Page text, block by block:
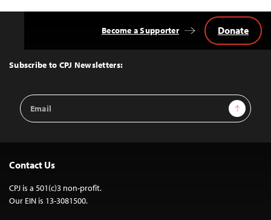
Top
Subscribe to CPJ Newsletters:
Email
Address
Sign Up
Become a Supporter Donate
Contact Us
CPJ is a 501(c)3 non-profit.
Our EIN is 13-3081500.